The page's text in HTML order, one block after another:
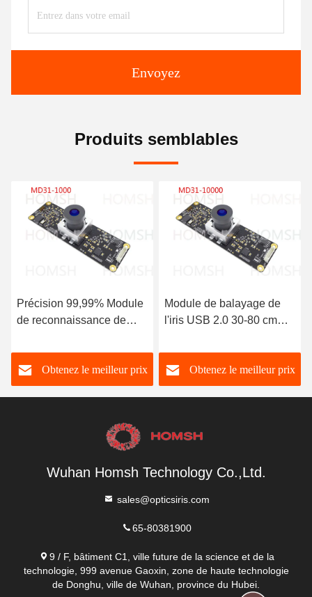
Envoyez
Produits semblables
Module de balayage de
l'iris USB 2.0 30-80 cm
balayage
Obtenez le meilleur prix
Module de caméra
d'identification
Distance de balayage 30-
50 cmObtenez le meilleur prix
Wuhan Homsh Technology Co.,Ltd.
sales@opticsiris.com
65-80381900
9 / F, bâtiment C1, ville future de la science et de la
technologie, 999 avenue Gaoxin, zone de haute technologie
de Donghu, ville de Wuhan, province du Hubei.